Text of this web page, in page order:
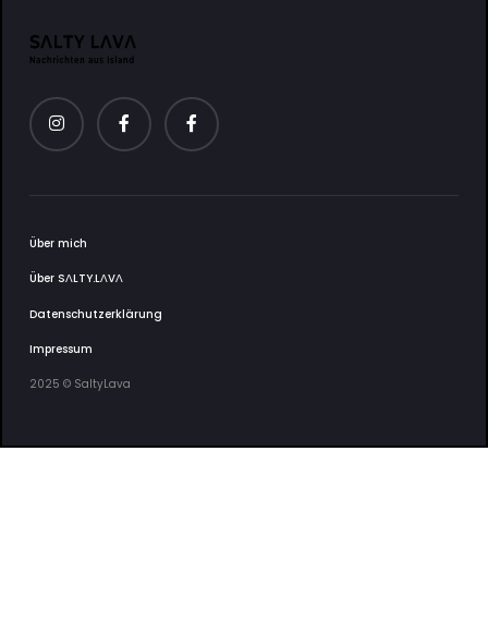
Über mich
Über SΛLTY.LΛVΛ
Datenschutzerklärung
Impressum
2025 © SaltyLava